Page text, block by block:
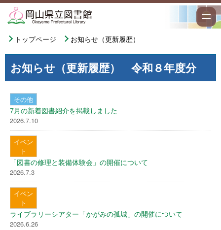
トップページ お知らせ（更新履歴）
お知らせ（更新履歴） 令和８年度分
その他
7月の新着図書紹介を掲載しました
2026.7.10
イベン
ト
「図書の修理と装備体験会」の開催について
2026.7.3
イベン
ト
ライブラリーシアター「かがみの孤城」の開催について
2026.6.26